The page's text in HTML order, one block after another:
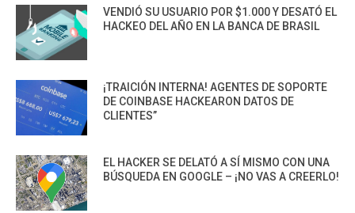
VENDIÓ SU USUARIO POR $1.000 Y DESATÓ EL
HACKEO DEL AÑO EN LA BANCA DE BRASIL
¡TRAICIÓN INTERNA! AGENTES DE SOPORTE
DE COINBASE HACKEARON DATOS DE
CLIENTES”
EL HACKER SE DELATÓ A SÍ MISMO CON UNA
BÚSQUEDA EN GOOGLE – ¡NO VAS A CREERLO!